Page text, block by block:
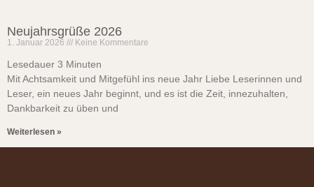
Neujahrsgrüße 2026
1. Januar 2026 Keine Kommentare
Lesedauer 3 Minuten
Mit Achtsamkeit und Mitgefühl ins neue Jahr Liebe Leserinnen und
Leser, ein neues Jahr beginnt, und es ist die Zeit, innezuhalten,
Dankbarkeit zu üben und
Weiterlesen »